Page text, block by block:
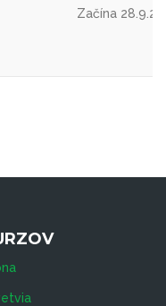
Začína